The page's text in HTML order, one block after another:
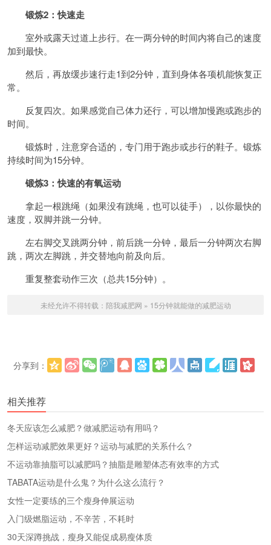
锻炼2：快速走
室外或露天过道上步行。在一两分钟的时间内将自己的速度
加到最快。
然后，再放缓步速行走1到2分钟，直到身体各项机能恢复正
常。
反复四次。如果感觉自己体力还行，可以增加慢跑或跑步的
时间。
锻炼时，注意穿合适的，专门用于跑步或步行的鞋子。锻炼
持续时间为15分钟。
锻炼3：快速的有氧运动
拿起一根跳绳 （如果没有跳绳，也可以徒手），以你最快的
速度，双脚并跳一分钟。
左右脚交叉跳两分钟，前后跳一分钟，最后一分钟两次右脚
跳，两次左脚跳，并交替地向前及向后。
重复整套动作三次（总共15分钟）。
未经允许不得转载： 陪我减肥网 » 15分钟就能做的减肥运动
分享到：
相关推荐
冬天应该怎么减肥？做减肥运动有用吗？
怎样运动减肥效果更好？运动与减肥的关系什么？
不运动靠抽脂可以减肥吗？抽脂是雕塑体态有效率的方式
TABATA运动是什么鬼？为什么这么流行？
女性一定要练的三个瘦身伸展运动
入门级燃脂运动，不辛苦，不耗时
30天深蹲挑战，瘦身又能促成易瘦体质